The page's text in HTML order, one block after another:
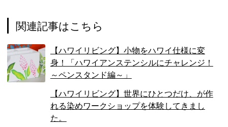
関連記事はこちら
【ハワイリビング】小物をハワイ仕様に変
身！「ハワイアンステンシルにチャレンジ！
～ペンスタンド編～」
【ハワイリビング】世界にひとつだけ、が作
れる染めワークショップを体験してきまし
た。